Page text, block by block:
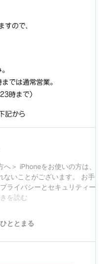
すので、
では通常営業。
時まで）
記から